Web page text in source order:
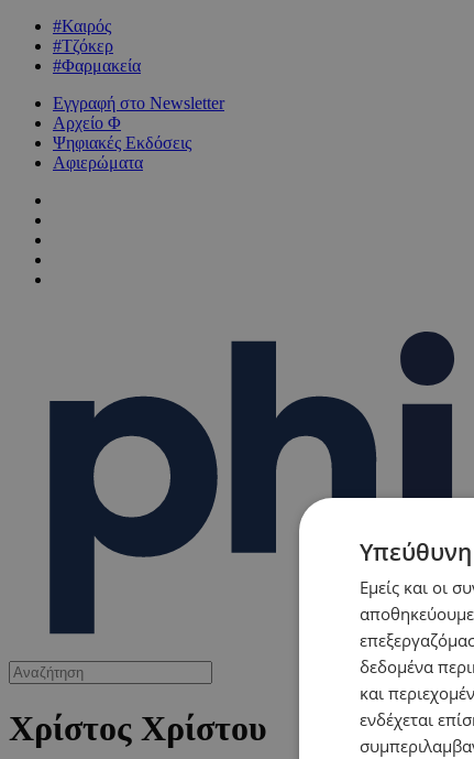
#Καιρός
#Τζόκερ
#Φαρμακεία
Εγγραφή στο Newsletter
Αρχείο Φ
Ψηφιακές Εκδόσεις
Αφιερώματα
Χρίστος Χρίστου
Εμείς και οι
δεδομένα
και
ενδέχεται